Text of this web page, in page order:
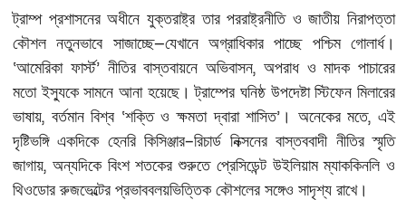
ট্রাম্প প্রশাসনের অধীনে যুক্তরাষ্ট্র তার পররাষ্ট্রনীতি ও জাতীয় নিরাপত্তা
কৌশল নতুনভাবে সাজাচ্ছে—যেখানে অগ্রাধিকার পাচ্ছে পশ্চিম গোলার্ধ।
‘আমেরিকা ফার্স্ট’ নীতির বাস্তবায়নে অভিবাসন, অপরাধ ও মাদক পাচারের
মতো ইস্যুকে সামনে আনা হয়েছে। ট্রাম্পের ঘনিষ্ঠ উপদেষ্টা স্টিফেন মিলারের
ভাষায়, বর্তমান বিশ্ব‘শক্তি ও ক্ষমতা দ্বারা শাসিত’ । অনেকের মতে,এই
দৃষ্টিভঙ্গি একদিকে হেনরি কিসিঞ্জার–রিচার্ড নিক্সনের বাস্তববাদী নীতির স্মৃতি
জাগায়, অন্যদিকে বিংশ শতকের শুরুতে প্রেসিডেন্ট উইলিয়াম ম্যাককিনলি ও
থিওডোর রুজভেল্টের প্রভাববলয়ভিত্তিক কৌশলের সঙ্গেও সাদৃশ্য রাখে।